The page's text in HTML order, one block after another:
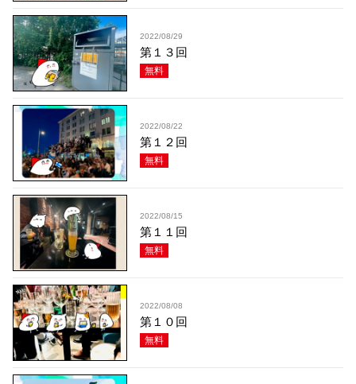
2022/08/29
第１３回
無料
2022/08/22
第１２回
無料
2022/08/15
第１１回
無料
2022/08/08
第１０回
無料